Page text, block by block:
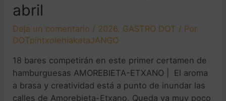
abril
Deja un comentario / 2026, GASTRO DOT / Por
DOTpintxolehiaketaJANGO
18 bares competirán en este primer certamen de
hamburguesas AMOREBIETA-ETXANO | El aroma
a brasa y creatividad está a punto de inundar las
calles de Amorebieta-Etxano. Queda ya muy poco